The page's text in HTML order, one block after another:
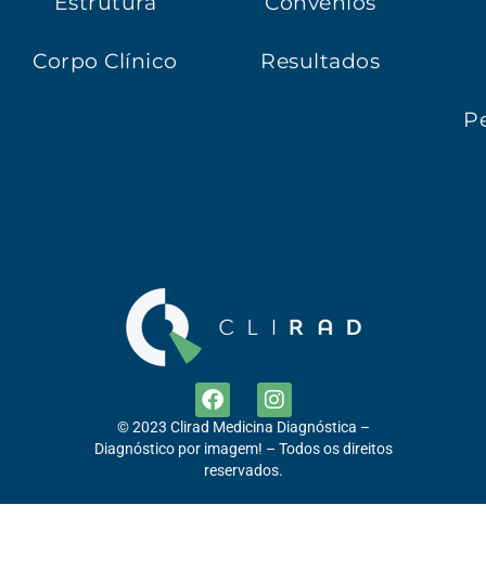
Corpo Clínico Resultados
© 2023 Clirad Medicina Diagnóstica –
Diagnóstico por imagem! – Todos os direitos
reservados.